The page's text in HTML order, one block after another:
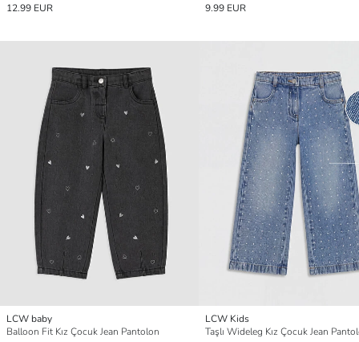
12.99 EUR
9.99 EUR
LCW baby
Balloon Fit Kız Çocuk Jean Pantolon
LCW Kids
Taşlı Wideleg Kız Çocuk Jean